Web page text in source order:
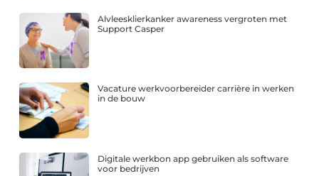
Alvleesklierkanker awareness vergroten met
Support Casper
Vacature werkvoorbereider carrière in werken
in de bouw
Digitale werkbon app gebruiken als software
voor bedrijven